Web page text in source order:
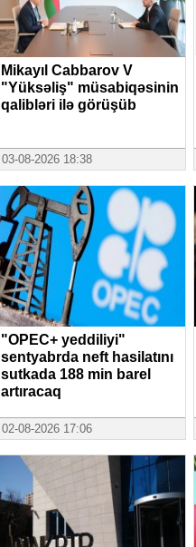
Mikayıl Cabbarov V
"Yüksəliş" müsabiqəsinin
qalibləri ilə görüşüb
03-08-2026 18:38
"OPEC+ yeddiliyi"
sentyabrda neft hasilatını
sutkada 188 min barel
artıracaq
02-08-2026 17:06